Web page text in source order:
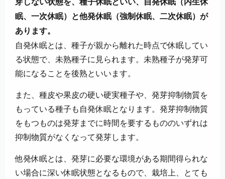
芽しない状態を、種子休眠といい、自発休眠（内生休
眠、一次休眠）と他発休眠（強制休眠、二次休眠）が
あります。
自発休眠とは、種子が親から離れた時点で休眠してい
る状態で、未熟種子に見られます。未熟種子が発芽可
能になることを後熟といいます。
また、種皮や果皮の硬い硬実種子や、発芽抑制物質を
もっている種子も自発休眠となります。発芽抑制物質
をもつものは発芽までに時間を要するもののいずれは
抑制物質がなくなって発芽します。
他発休眠とは、発芽に必要な環境がある期間得られな
い場合に深い休眠状態となるもので、栽培上、とても